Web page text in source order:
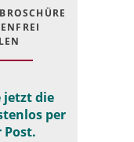
jetzt die
per
Post.